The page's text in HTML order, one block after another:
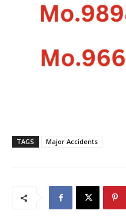
TAGS Major Accidents